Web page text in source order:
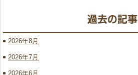
2026年8月
2026年7月
2026年6月